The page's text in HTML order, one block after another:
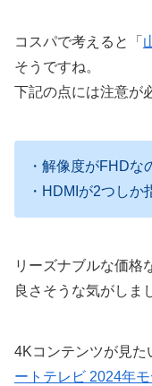
コスパで考えると「
そうですね。
下記の点には注意が
・解像度がFHDな
・HDMIが2つしか
リーズナブルな価格
良さそうな気がしま
4Kコンテンツが見た
ートテレビ 2024年